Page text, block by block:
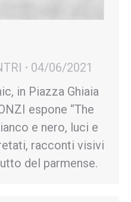
04/06/2021
in Piazza Ghiaia
espone “The
e nero, luci e
racconti visivi
del parmense.